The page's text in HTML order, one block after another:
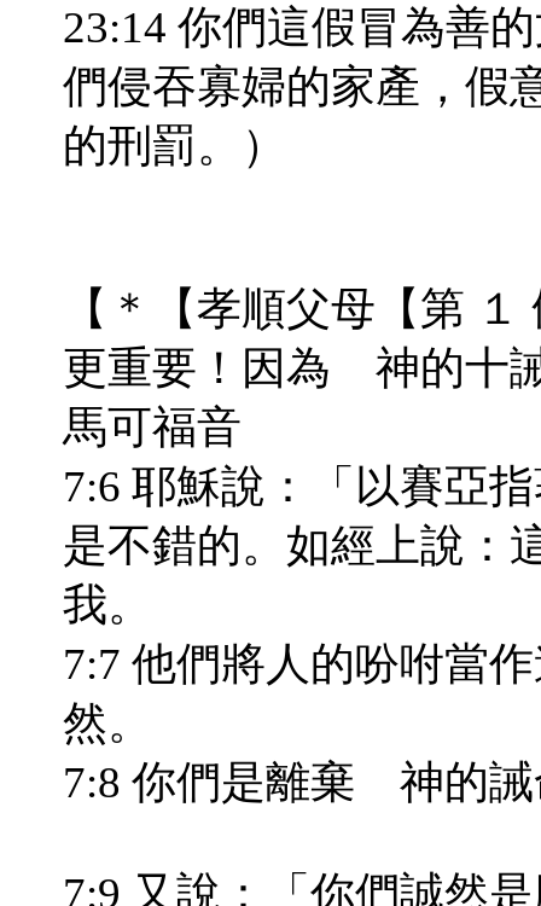
23:14 你們這假冒為善
們侵吞寡婦的家產，假
的刑罰。）
【＊【孝順父母【第
更重要！因為 神的十
馬可福音
7:6 耶穌說：「以賽亞
是不錯的。如經上說：
我。
7:7 他們將人的吩咐當
然。
7:8 你們是離棄 神的
7:9 又說：「你們誠然